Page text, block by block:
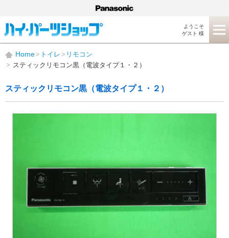
ようこそ
ゲスト 様
Home トイレ
リモコン
スティックリモコン黒（電波タイプ１・２）
スティックリモコン黒（電波タイプ１・２）